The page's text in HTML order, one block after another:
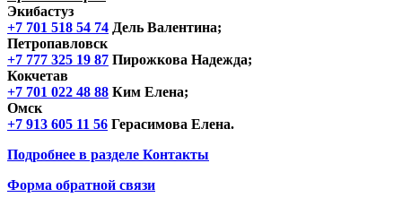
Экибастуз
+7 701 518 54 74 Дель Валентина;
Петропавловск
+7 777 325 19 87 Пирожкова Надежда;
Кокчетав
+7 701 022 48 88 Ким Елена;
Омск
+7 913 605 11 56 Герасимова Елена.
Подробнее в разделе Контакты
Форма обратной связи